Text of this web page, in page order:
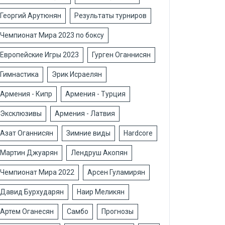
Георгий Арутюнян Результаты турниров
Чемпионат Мира 2023 по боксу
Европейские Игры 2023 Гурген Оганнисян
Гимнастика Эрик Исраелян
Армения - Кипр Армения - Турция
Эксклюзивы Армения - Латвия
Азат Оганнисян Зимние виды Hardcore
Мартин Джуарян Лендруш Акопян
Чемпионат Мира 2022 Арсен Гуламирян
Давид Бурхударян Наир Меликян
Артем Оганесян Самбо Прогнозы